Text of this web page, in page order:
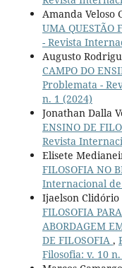
Amanda Veloso
UMA QUESTÃO
- Revista
Augusto
CAMPO DO
Problemata -
n. 1 (2024)
Jonathan Dalla
ENSINO DE
Revista
Elisete
FILOSOFIA NO
Internacional de
Ijaelson Clidório
FILOSOFIA
ABORDAGEM
DE FILOSOFIA ,
Filosofia: v. 10